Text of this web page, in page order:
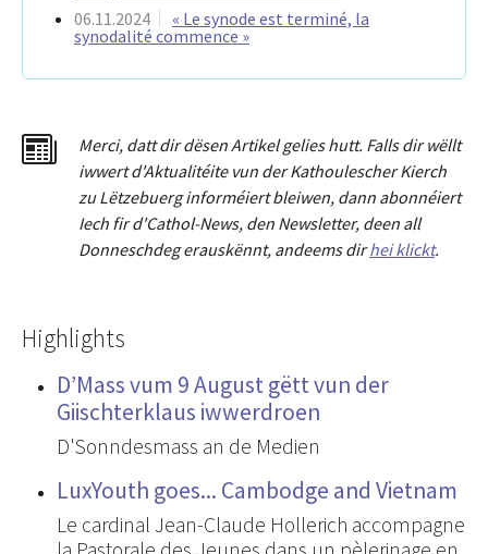
06.11.2024
« Le synode est terminé, la
synodalité commence »
Merci, dattdir dësen Artikel gelies hutt. Falls dir wëllt
iwwert d'Aktualitéite vun der Kathoulescher Kierch
zu Lëtzebuerg informéiert bleiwen, dann abonnéiert
Iech fir d'Cathol-News, den Newsletter, deen all
Donneschdeg erauskënnt, andeems dirhei klickt.
Highlights
D’Mass vum 9 August gëtt vun der
Giischterklaus iwwerdroen
D'Sonndesmass an de Medien
LuxYouth goes... Cambodge and Vietnam
Le cardinal Jean-Claude Hollerich accompagne